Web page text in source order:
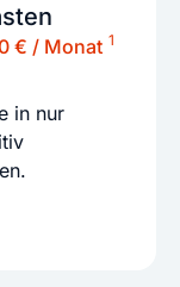
€ / Monat 1
in nur